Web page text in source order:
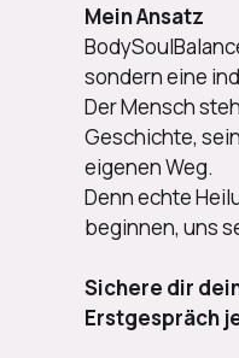
Mein Ansatz
sondern eine
Der Mensch
Geschichte,
eigenen Weg.
Denn echte
beginnen, uns
Sichere dir
Erstgespräch